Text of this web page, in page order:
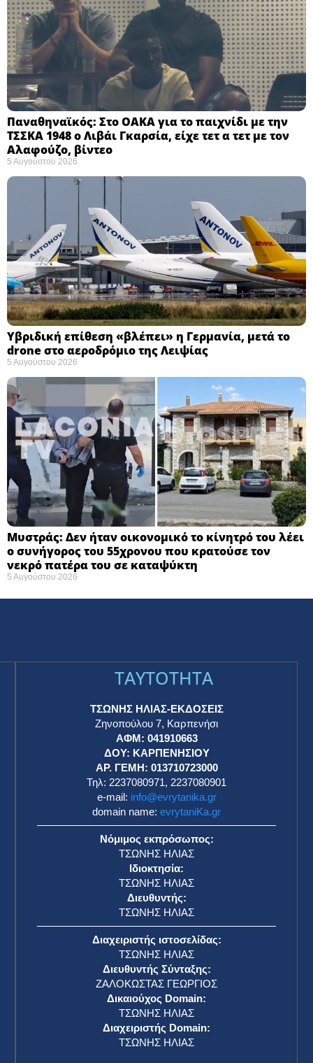
Παναθηναϊκός: Στο ΟΑΚΑ για το παιχνίδι με την
ΤΣΣΚΑ 1948 ο Λιβάι Γκαρσία, είχε τετ α τετ με τον
Αλαφούζο, βίντεο
5 Αυγούστου 2026
Υβριδική επίθεση «βλέπει» η Γερμανία, μετά το
drone στο αεροδρόμιο της Λειψίας
5 Αυγούστου 2026
Μυστράς: Δεν ήταν οικονομικό το κίνητρό του λέει
ο συνήγορος του 55χρονου που κρατούσε τον
νεκρό πατέρα του σε καταψύκτη
5 Αυγούστου 2026
TAYTOTHTA
ΤΣΩΝΗΣ ΗΛΙΑΣ-ΕΚΔΟΣΕΙΣ
Ζηνοπούλου 7, Καρπενήσι
ΑΦΜ: 041910663
ΔΟΥ: ΚΑΡΠΕΝΗΣΙΟΥ
ΑΡ. ΓΕΜΗ: 013710723000
Τηλ: 2237080971, 2237080901
e-mail: info@evrytanika.gr
domain name: evrytaniKa.gr
Νόμιμος εκπρόσωπος:
ΤΣΩΝΗΣ ΗΛΙΑΣ
Ιδιοκτησία:
ΤΣΩΝΗΣ ΗΛΙΑΣ
Διευθυντής:
ΤΣΩΝΗΣ ΗΛΙΑΣ
Διαχειριστής ιστοσελίδας:
ΤΣΩΝΗΣ ΗΛΙΑΣ
Διευθυντής Σύνταξης:
ΖΑΛΟΚΩΣΤΑΣ ΓΕΩΡΓΙΟΣ
Δικαιούχος Domain:
ΤΣΩΝΗΣ ΗΛΙΑΣ
Διαχειριστής Domain:
ΤΣΩΝΗΣ ΗΛΙΑΣ